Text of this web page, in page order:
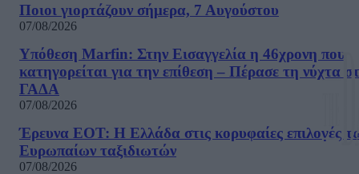
Ποιοι γιορτάζουν σήμερα, 7 Αυγούστου
07/08/2026
Υπόθεση Marfin: Στην Εισαγγελία η 46χρονη που
κατηγορείται για την επίθεση – Πέρασε τη νύχτα
ΓΑΔΑ
07/08/2026
Έρευνα ΕΟΤ: Η Ελλάδα στις κορυφαίες επιλογές
Ευρωπαίων ταξιδιωτών
07/08/2026